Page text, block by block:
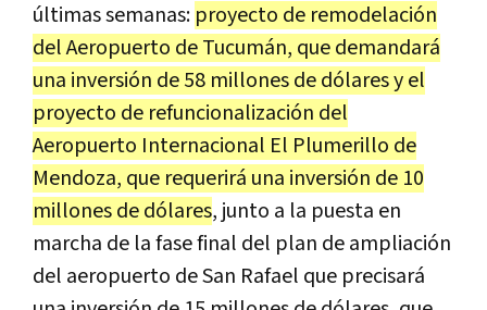
últimas semanas: proyecto de remodelación
del Aeropuerto de Tucumán, que demandará
una inversión de 58 millones de dólares y el
proyecto de refuncionalización del
Aeropuerto Internacional El Plumerillo de
Mendoza, que requerirá una inversión de 10
millones de dólares, junto a la puesta en
marcha de la fase final del plan de ampliación
del aeropuerto de San Rafael que precisará